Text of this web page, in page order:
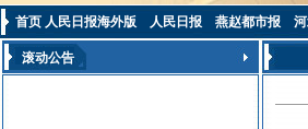
首页 人民日报海外版 人民日报 燕赵都市报
滚动公告